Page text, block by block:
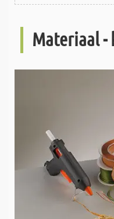
Materiaal -